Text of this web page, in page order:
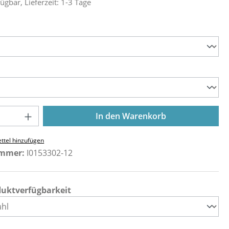
Anzahl: Gib den gewünschten Wert
In den Warenkorb
hinzufügen
I0153302-12